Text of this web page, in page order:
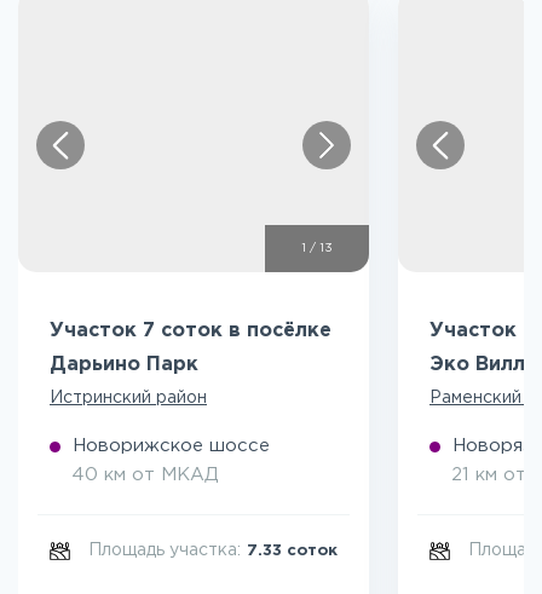
/ 13
Участок 7 соток в посёлке
Дарьино Парк
Истринский район
Новорижское шоссе
40 км от МКАД
Площадь участка: 7.33 соток
Участок 5
Эко
Раменский
21 км от